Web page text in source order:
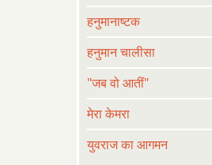
हनुमानाष्टक
हनुमान चालीसा
"जब वो आतीं"
मेरा केमरा
युवराज का आगमन